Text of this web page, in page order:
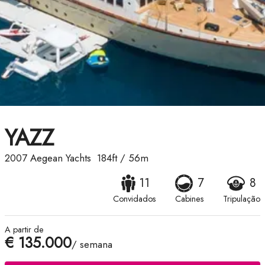
YAZZ
2007 Aegean Yachts 184ft/ 56m
11
Convidados
7
Cabines
8
Tripulação
A partir de
€ 135.000/ semana